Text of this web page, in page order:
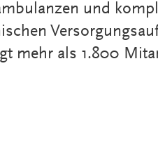
und
mehr als 1.800